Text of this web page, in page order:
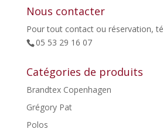
Nous contacter
Pour tout contact ou réservation,
05 53 29 16 07
Catégories de produits
Brandtex Copenhagen
Grégory Pat
Polos